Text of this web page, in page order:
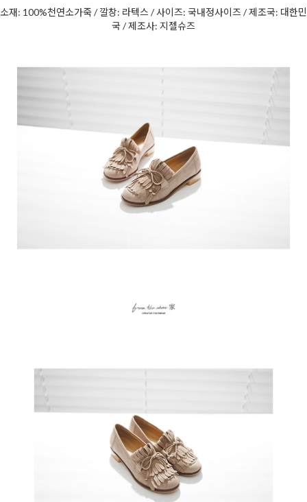
소재: 100%천연소가죽 / 깔창: 라텍스 / 사이즈: 국내정사이즈 / 제조국: 대한민
국 / 제조사: 지젤슈즈